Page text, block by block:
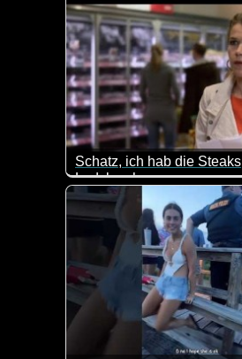
Schatz, ich hab die Steaks
Ladykracher
Zum Glück ist das noch